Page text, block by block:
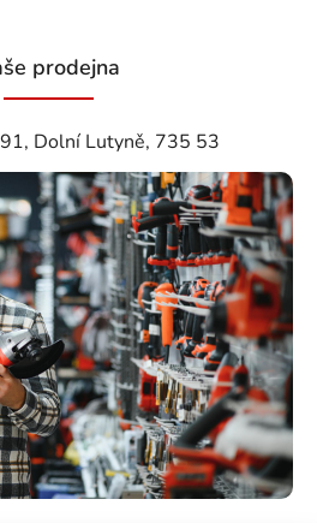
prodejna
Dolní Lutyně, 735 53